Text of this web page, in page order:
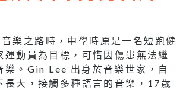
樂之路時，中學時原是一名短跑健
運動員為目標，可惜因傷患無法繼
樂。Gin Lee 出身於音樂世家，自
長大，接觸多種語言的音樂，17歲